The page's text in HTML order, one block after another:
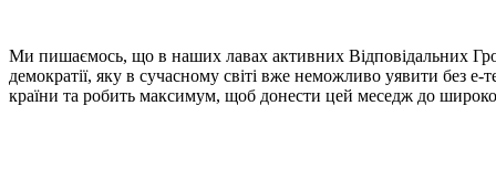
Ми пишаємось, що в наших лавах активних Відповідальних
демократії, яку в сучасному світі вже неможливо уявити без
країни та робить максимум, щоб донести цей меседж до